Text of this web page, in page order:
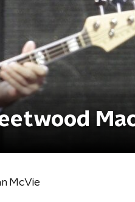
McVie